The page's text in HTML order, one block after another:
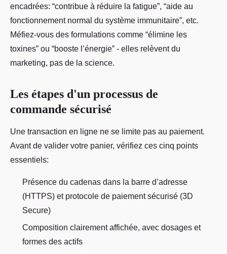
encadrées: “contribue à réduire la fatigue”, “aide au
fonctionnement normal du système immunitaire”, etc.
Méfiez-vous des formulations comme “élimine les
toxines” ou “booste l’énergie” - elles relèvent du
marketing, pas de la science.
Les étapes d'un processus de
commande sécurisé
Une transaction en ligne ne se limite pas au paiement.
Avant de valider votre panier, vérifiez ces cinq points
essentiels:
Présence du cadenas dans la barre d’adresse
(HTTPS) et protocole de paiement sécurisé (3D
Secure)
Composition clairement affichée, avec dosages et
formes des actifs